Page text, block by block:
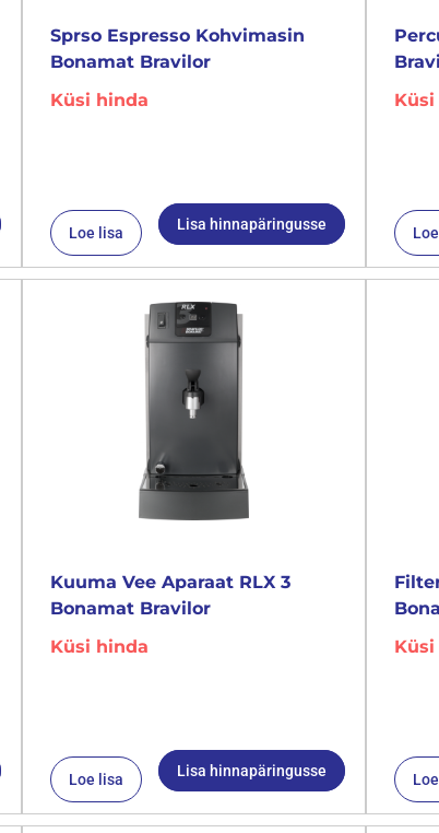
Sprso Espresso Kohvimasin
Bonamat Bravilor
Küsi hinda
Loe lisa Lisa hinnapäringusse
Kuuma Vee Aparaat RLX 3
Bonamat Bravilor
Küsi hinda
Loe lisa Lisa hinnapäringusse